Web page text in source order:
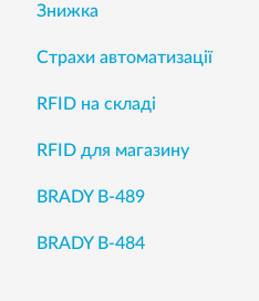
Знижка
Страхи автоматизації
RFID на складі
RFID для магазину
BRADY B-489
BRADY B-484